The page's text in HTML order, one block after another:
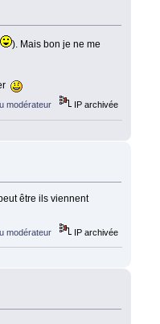
). Mais bon je ne me
modérateur IP archivée
être ils viennent
modérateur IP archivée